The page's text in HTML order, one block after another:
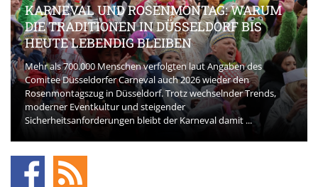
KARNEVAL UND ROSENMONTAG: WARUM
DIE TRADITIONEN IN DÜSSELDORF BIS
HEUTE LEBENDIG BLEIBEN
Mehr als 700.000 Menschen verfolgten laut Angaben des
Comitee Düsseldorfer Carneval auch 2026 wieder den
Rosenmontagszug in Düsseldorf. Trotz wechselnder Trends,
moderner Eventkultur und steigender
Sicherheitsanforderungen bleibt der Karneval damit ...